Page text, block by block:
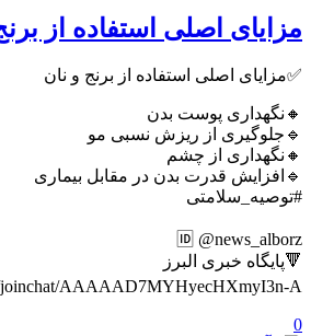
مزایای اصلی استفاده از
✅مزایای اصلی استفاده از برنج و نان
🔸نگهداری پوست بدن
🔹جلوگیری از ریزش نسبی مو
🔸نگهداری از چشم
🔹افزایش قدرت بدن در مقابل بیماری
#توصیه_سلامتی
🆔 @news_alborz
🔻پایگاه خبری البرز
joinchat/AAAAAD7MYHyecHXmyI3n-A
0